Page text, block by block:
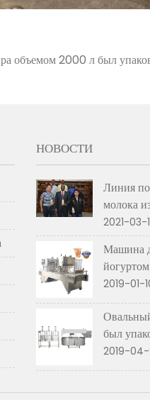
объемом 2000 л был
НОВОСТИ
Линия
молока
2021
2021-03-
Машина
2019-01-
был
апреле
2019-